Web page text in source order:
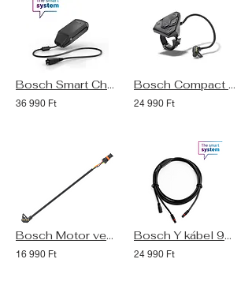
Bosch Smart Charger (2A) akkumulátor töltő
36 990 Ft
Bosch Compact vezérlő (gomb)
24 990 Ft
Bosch Motor vezeték (Kiox, Nyon2, SmartphoneHub)
16 990 Ft
Bosch Y kábel 950 mm (BCH3614_950)
24 990 Ft